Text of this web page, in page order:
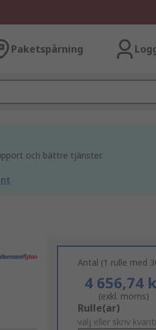
Paketspårning
och bättre tjänster.
Antal (1 rulle med
4 656,74
(exkl. moms)
Add
to
Rulle(ar)
välj eller skriv